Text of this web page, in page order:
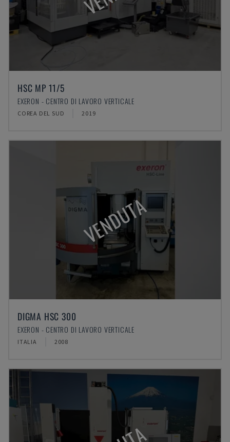
HSC MP 11/5
EXERON - CENTRO DI LAVORO VERTICALE
COREA DEL SUD 2019
VENDUTA
DIGMA HSC 300
EXERON - CENTRO DI LAVORO VERTICALE
ITALIA 2008